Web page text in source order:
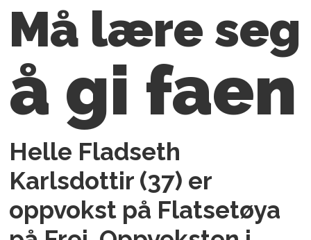
Må lære seg
å gi faen
Helle Fladseth
Karlsdottir (37) er
oppvokst på Flatsetøya